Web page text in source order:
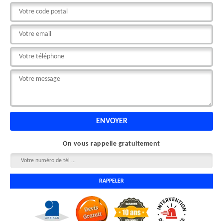
On vous rappelle gratuitement